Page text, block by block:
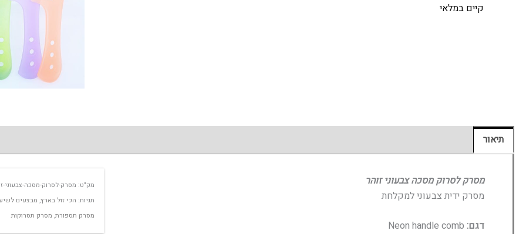
קיים במלאי
מק"ט: מסרק-לסרוק-מסכה-צבעוני-
תגיות: הכי זול בארץ, מבצעים
מסרק תספורת, מסרק תסרוקות
תיאור
מסרק לסרוק מסכה צבעוני זוהר
מסרק ידית צבעוני למקלחת
דגם: